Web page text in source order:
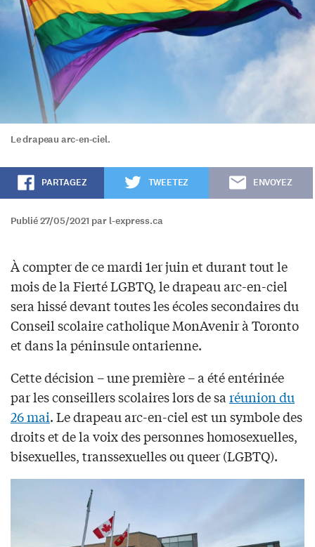
Le drapeau arc-en-ciel.
PARTAGEZ TWEETEZ ENVOYEZ
Publié 27/05/2021 par l-express.ca
À compter de ce mardi 1er juin et durant tout le
mois de la Fierté LGBTQ, le drapeau arc-en-ciel
sera hissé devant toutes les écoles secondaires du
Conseil scolaire catholique MonAvenir à Toronto
et dans la péninsule ontarienne.
Cette décision – une première – a été entérinée
par les conseillers scolaires lors de sa réunion du
26 mai. Le drapeau arc-en-ciel est un symbole des
droits et de la voix des personnes homosexuelles,
bisexuelles, transsexuelles ou queer (LGBTQ).